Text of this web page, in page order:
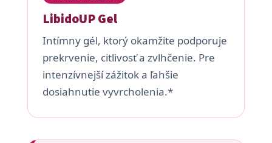
LibidoUP Gel
Intímny gél, ktorý okamžite podporuje
prekrvenie, citlivosť a zvlhčenie. Pre
intenzívnejší zážitok a ľahšie
dosiahnutie vyvrcholenia.*